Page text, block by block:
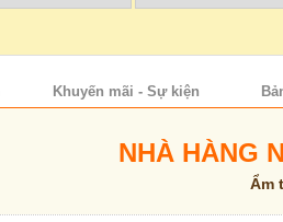
Khuyến mãi - Sự kiện
NHÀ HÀNG
Ẩm